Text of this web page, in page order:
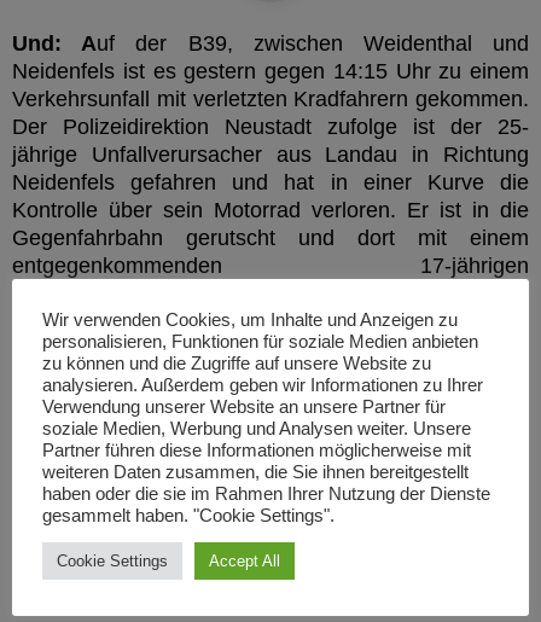
Und: Auf der B39, zwischen Weidenthal und
Neidenfels ist es gestern gegen 14:15 Uhrzu einem
Verkehrsunfall mit verletzten Kradfahrern gekommen.
Der Polizeidirektion Neustadt zufolge ist der 25-
jährige Unfallverursacher aus Landau in Richtung
Neidenfels gefahren und hat in einer Kurve die
Kontrolle über sein Motorrad verloren. Er ist in die
Gegenfahrbahn gerutscht und dort mit einem
entgegenkommenden 17-jährigen
in Folge schwerer Verletzungen in umliegende
Krankenhäuser gebracht werden. Die Fahrbahn war
ca. 45 min halbseitig gesperrt. Es war auch ein
Rettungshubschrauber im Einsatz.
Wir verwenden Cookies, um Inhalte und Anzeigen zu
personalisieren, Funktionen für soziale Medien anbieten
zu können und die Zugriffe auf unsere Website zu
analysieren. Außerdem geben wir Informationen zu Ihrer
Verwendung unserer Website an unsere Partner für
soziale Medien, Werbung und Analysen weiter. Unsere
Partner führen diese Informationen möglicherweise mit
weiteren Daten zusammen, die Sie ihnen bereitgestellt
haben oder die sie im Rahmen Ihrer Nutzung der Dienste
gesammelt haben. "Cookie Settings".
Cookie Settings Accept All